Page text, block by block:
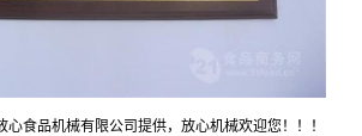
心食品机械有限公司提供，放心机械欢迎您！！！